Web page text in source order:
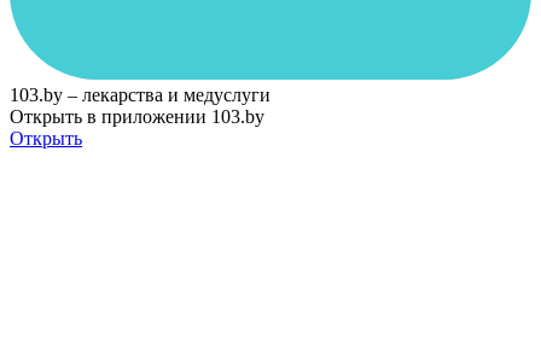
103.by – лекарства и медуслуги
Открыть в приложении 103.by
Открыть